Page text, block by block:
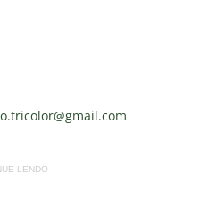
@gmail.com
LENDO